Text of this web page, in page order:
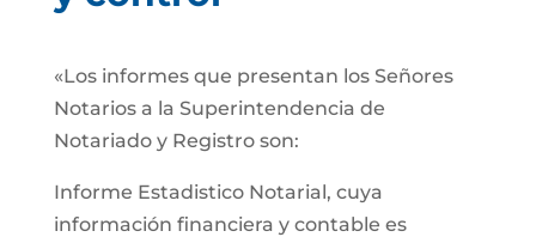
«Los informes que presentan los Señores
Notarios a la Superintendencia de
Notariado y Registro son:
Informe Estadistico Notarial, cuya
información financiera y contable es